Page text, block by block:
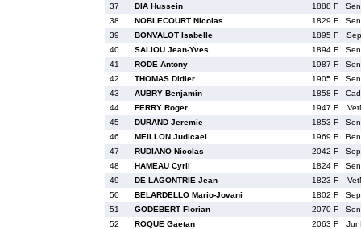
37
DIA Hussein 1888 F
38
NOBLECOURT Nicolas 1829 F
39
BONVALOT Isabelle 1895 F
40
SALIOU Jean-Yves 1894 F
41
RODE Antony 1987 F
42
THOMAS Didier 1905 F
43
AUBRY Benjamin 1858 F
44
FERRY Roger 1947 F
45
DURAND Jeremie 1853 F
46
MEILLON Judicael 1969 F
47
RUDIANO Nicolas 2042 F
48
HAMEAU Cyril 1824 F
49
DE LAGONTRIE Jean 1823 F
50
BELARDELLO Mario-Jovani 1802 F
51
GODEBERT Florian 2070 F
52
ROQUE Gaetan 2063 F